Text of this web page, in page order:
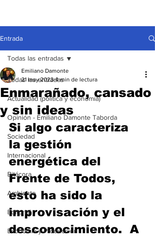
Entrada
Todas las entradas
Actualidad (política y economía)
Opinión - Emiliano Damonte Taborda
Sociedad
Internacional
Bitácora
Ambiente
Editorial
Economía y Producción
Todas las entradas
Enmarañado, cansado
y sin ideas
Emiliano Damonte
21 may 2023 4 min de lectura
Si algo caracteriza
la gestión
energética del
Frente de Todos,
esto ha sido la
improvisación y el
desconocimiento.  A